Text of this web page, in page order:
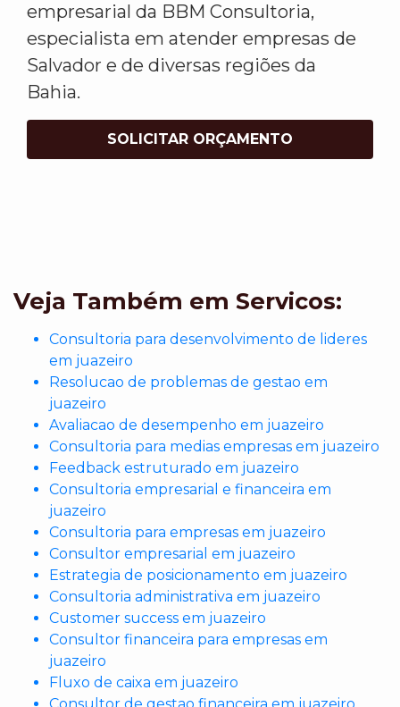
empresarial da BBM Consultoria,
especialista em atender empresas de
Salvador e de diversas regiões da
Bahia.
SOLICITAR ORÇAMENTO
Veja Também em Servicos:
Consultoria para desenvolvimento de lideres
em juazeiro
Resolucao de problemas de gestao em
juazeiro
Avaliacao de desempenho em juazeiro
Consultoria para medias empresas em juazeiro
Feedback estruturado em juazeiro
Consultoria empresarial e financeira em
juazeiro
Consultoria para empresas em juazeiro
Consultor empresarial em juazeiro
Estrategia de posicionamento em juazeiro
Consultoria administrativa em juazeiro
Customer success em juazeiro
Consultor financeira para empresas em
juazeiro
Fluxo de caixa em juazeiro